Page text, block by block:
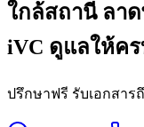
ใกล้สถานี ลา
iVC ดูแลให้ค
ปรึกษาฟรี รับเอกสา